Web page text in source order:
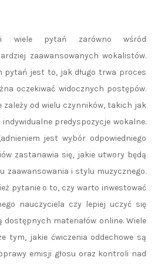
wiele pytań zarówno wśród
zaawansowanych wokalistów.
pytań jest to, jak długo trwa proces
oczekiwać widocznych postępów.
zależy od wielu czynników, takich jak
predyspozycje wokalne.
jest wybór odpowiedniego
zastanawia się, jakie utwory będą
zaawansowania i stylu muzycznego.
pytanie o to, czy warto inwestować
nauczyciela czy lepiej uczyć się
dostępnych materiałów online. Wiele
tym, jakie ćwiczenia oddechowe są
emisji głosu oraz kontroli nad